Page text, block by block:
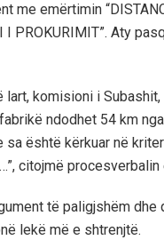
me emërtimin
I PROKURIMIT”. Aty
lart, komisioni i
ndodhet 54 km
sa është kërkuar në
citojmë procesverbalin
të paligjshëm
lekë më e shtrenjtë.